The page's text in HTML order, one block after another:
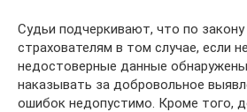
Судьи подчеркивают, что по закону
страхователям в том случае, если
недостоверные данные
наказывать за добровольное
ошибок недопустимо. Кроме того,